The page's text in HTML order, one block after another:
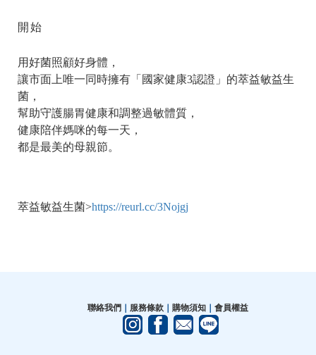
開始
用好菌照顧好身體，
讓市面上唯一同時擁有「國家健康3認證」的萃益敏益生
菌，
幫助守護腸胃健康和調整過敏體質，
健康陪伴媽咪的每一天，
都是最美的母親節。
萃益敏益生菌>https://reurl.cc/3Nojgj
聯絡我們 服務條款｜ 購物須知｜ 會員權益